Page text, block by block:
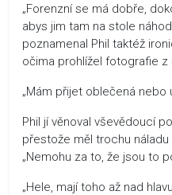
„Forenzní se má dobře,
abys jim tam na stole
poznamenal Phil taktéž
očima prohlížel fotografie z
„Mám přijet oblečená nebo
Phil jí věnoval vševědoucí
přestože měl trochu
„Nemohu za to, že jsou to
„Hele, mají toho až nad